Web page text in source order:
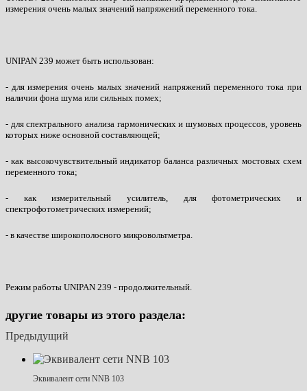
измерения очень малых значений напряжений переменного тока.
UNIPAN 239 может быть использован:
- для измерения очень малых значений напряжений переменного тока при
наличии фона шума или сильных помех;
- для спектрального анализа гармонических и шумовых процессов, уровень
которых ниже основной составляющей;
- как высокочувствительный индикатор баланса различных мостовых схем
переменного тока;
- как измерительный усилитель, для фотометрических и
спектрофотометрических измерений;
- в качестве широкополосного микровольтметра.
Режим работы UNIPAN 239 - продолжительный.
другие товары из этого раздела:
Предыдущий
Эквивалент сети NNB 103